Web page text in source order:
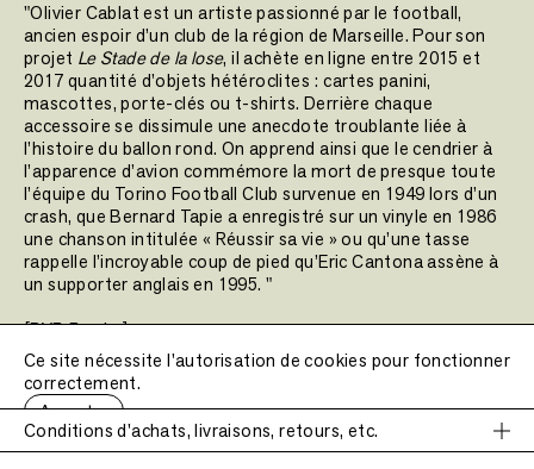
"Olivier Cablat est un artiste passionné par le football,
ancien espoir d’un club de la région de Marseille. Pour son
projet Le Stade de la lose, il achète en ligne entre 2015 et
2017 quantité d’objets hétéroclites : cartes panini,
mascottes, porte-clés ou t-shirts. Derrière chaque
accessoire se dissimule une anecdote troublante liée à
l’histoire du ballon rond. On apprend ainsi que le cendrier à
l’apparence d’avion commémore la mort de presque toute
l’équipe du Torino Football Club survenue en 1949 lors d’un
crash, que Bernard Tapie a enregistré sur un vinyle en 1986
une chanson intitulée « Réussir sa vie » ou qu’une tasse
rappelle l’incroyable coup de pied qu’Eric Cantona assène à
un supporter anglais en 1995. "
[RVB Books]
Date de publication :
Nombre de pages :
90 pages
Poids :
340 g.
Conditions d'achats, livraisons, retours, etc.
Ce site nécessite l'autorisation de cookies pour fonctionner
correctement.
Accepter